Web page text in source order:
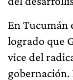
En Tucumán
logrado que
vice del